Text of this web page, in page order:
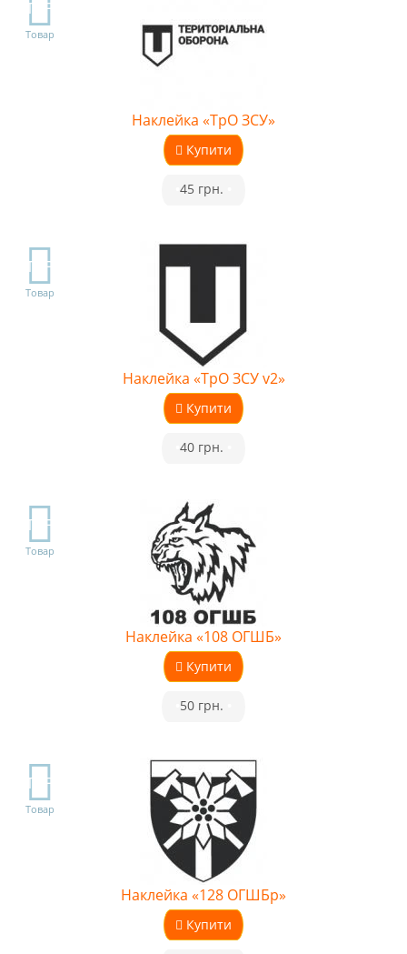
TOP
Товар
Наклейка «ТрО ЗСУ»
Купити
45 грн.
TOP
Товар
Наклейка «ТрО ЗСУ v2»
Купити
40 грн.
TOP
Товар
Наклейка «108 ОГШБ»
Купити
50 грн.
TOP
Товар
Наклейка «128 ОГШБр»
Купити